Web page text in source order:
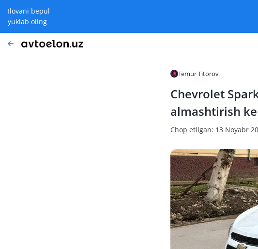
Ilovani bepul
yuklab oling
Temur Titorov
Chevrolet
almashtirish
Chop etilgan: 13 Noyabr